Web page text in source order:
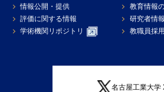
情報公開・提供
教育情報
評価に関する情報
研究者情報
学術機関リポジトリ
教職員採
名古屋工業大学